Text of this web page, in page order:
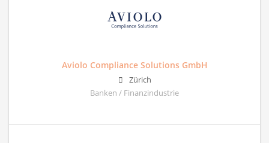
Aviolo Compliance Solutions GmbH
Zürich
Banken / Finanzindustrie